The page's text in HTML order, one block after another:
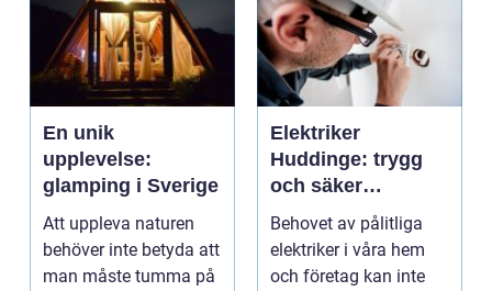
En unik
upplevelse:
glamping i Sverige
Att uppleva naturen
behöver inte betyda att
man måste tumma på
Elektriker
Huddinge: trygg
och säker
elinstallation
Behovet av pålitliga
elektriker i våra hem
och företag kan inte